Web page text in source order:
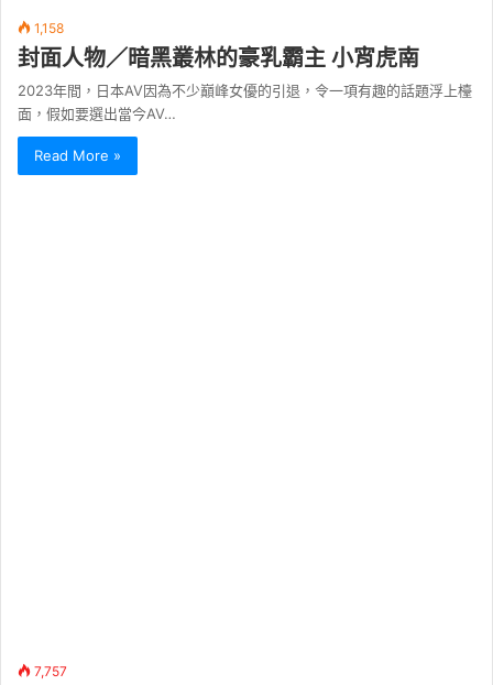
1,158
封面人物／暗黑叢林的豪乳霸主 小宵虎南
2023年間，日本AV因為不少巔峰女優的引退，令一項有趣的話題浮上檯
面，假如要選出當今AV…
Read More »
7,757